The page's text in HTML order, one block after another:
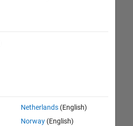
Netherlands(English)
Norway(English)